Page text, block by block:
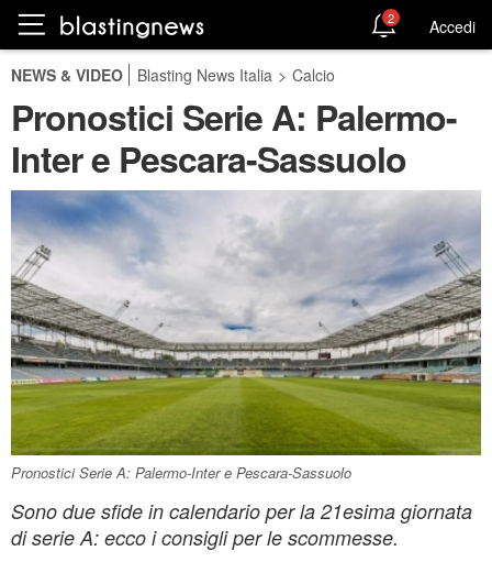
2 Accedi
NEWS & VIDEO Blasting News Italia > Calcio
Pronostici Serie A: Palermo-
Inter e Pescara-Sassuolo
Pronostici Serie A: Palermo-Inter e Pescara-Sassuolo
Sono due sfide in calendario per la 21esima giornata
di serie A: ecco i consigli per le scommesse.